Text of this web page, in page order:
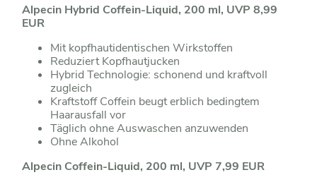
Alpecin Hybrid Coffein-Liquid, 200 ml, UVP 8,99
EUR
Mit kopfhautidentischen Wirkstoffen
Reduziert Kopfhautjucken
Hybrid Technologie: schonend und kraftvoll
zugleich
Kraftstoff Coffein beugt erblich bedingtem
Haarausfall vor
Täglich ohne Auswaschen anzuwenden
Ohne Alkohol
Alpecin Coffein-Liquid, 200 ml, UVP 7,99 EUR